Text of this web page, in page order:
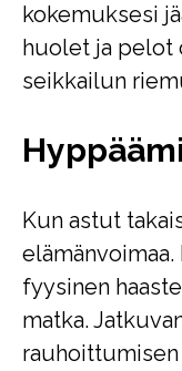
kokemuksesi
huolet ja pelot
seikkailun
Kun astut
fyysinen
matka.